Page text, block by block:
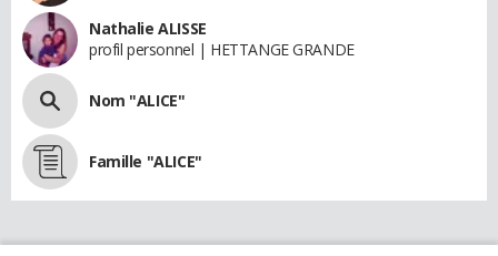
Nathalie ALISSE
profil personnel | HETTANGE GRANDE
Nom "ALICE"
Famille "ALICE"